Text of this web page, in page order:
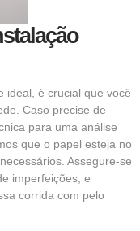
ideal, é crucial que você
Caso precise de
para uma análise
que o papel esteja no
Assegure-se
imperfeições, e
corrida com pelo